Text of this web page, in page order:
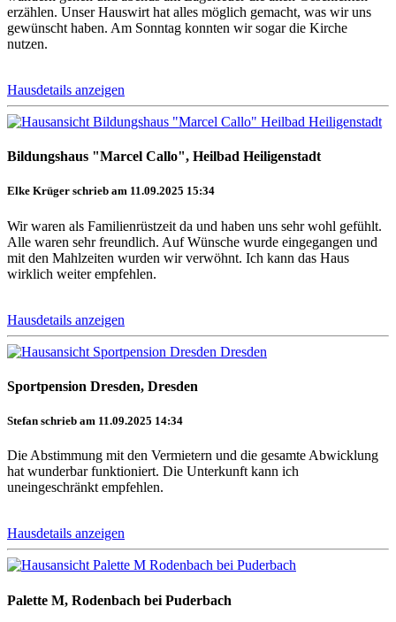
erzählen. Unser Hauswirt hat alles möglich gemacht, was wir uns
gewünscht haben. Am Sonntag konnten wir sogar die Kirche
nutzen.
Hausdetails anzeigen
Bildungshaus "Marcel Callo", Heilbad Heiligenstadt
Elke Krüger schrieb am 11.09.2025 15:34
Wir waren als Familienrüstzeit da und haben uns sehr wohl gefühlt.
Alle waren sehr freundlich. Auf Wünsche wurde eingegangen und
mit den Mahlzeiten wurden wir verwöhnt. Ich kann das Haus
wirklich weiter empfehlen.
Hausdetails anzeigen
Sportpension Dresden, Dresden
Stefan schrieb am 11.09.2025 14:34
Die Abstimmung mit den Vermietern und die gesamte Abwicklung
hat wunderbar funktioniert. Die Unterkunft kann ich
uneingeschränkt empfehlen.
Hausdetails anzeigen
Palette M, Rodenbach bei Puderbach